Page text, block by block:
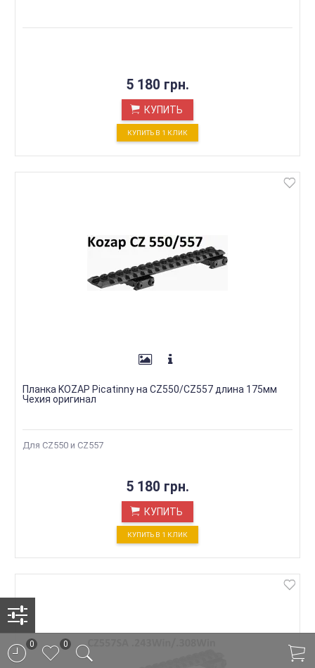
5 180 грн.
КУПИТЬ
КУПИТЬ В 1 КЛИК
Планка KOZAP Picatinny на CZ550/CZ557 длина 175мм
Чехия оригинал
Для CZ550 и CZ557
5 180 грн.
КУПИТЬ
КУПИТЬ В 1 КЛИК
0 0